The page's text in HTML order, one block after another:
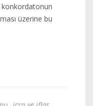
üzerine bu